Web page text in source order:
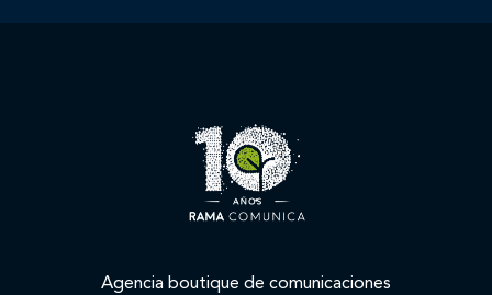
Agencia boutique de comunicaciones